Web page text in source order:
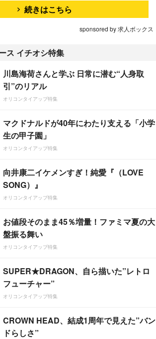
続きはこちら
sponsored by 求人ボックス
ス イチオシ特集
川島海荷さんと学ぶ 日常に潜む“人身取
引”のリアル
オリコンタイアップ特集
マクドナルドが40年にわたり支える「小学
生の甲子園」
オリコンタイアップ特集
向井康二イケメンすぎ！純愛『（LOVE
SONG）』
オリコンタイアップ特集
お値段そのまま45％増量！ファミマ夏の大
盤振る舞い
オリコンタイアップ特集
SUPER★DRAGON、自ら描いた”レトロ
フューチャー”
オリコンタイアップ特集
CROWN HEAD、結成1周年で見えた”バン
ドらしさ”